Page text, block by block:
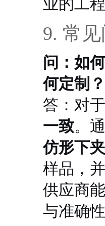
业的工
9. 常
问：如
何定制？
答：对
一致。
仿形下
样品，
供应商
与准确